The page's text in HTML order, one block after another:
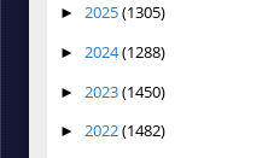
► 2025(1305)
► 2024(1288)
► 2023(1450)
► 2022(1482)